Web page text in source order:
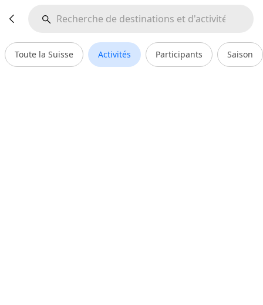
Toute la Suisse Activités Participants Saison